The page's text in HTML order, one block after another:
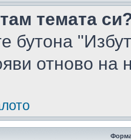
темата
бутона
отново на